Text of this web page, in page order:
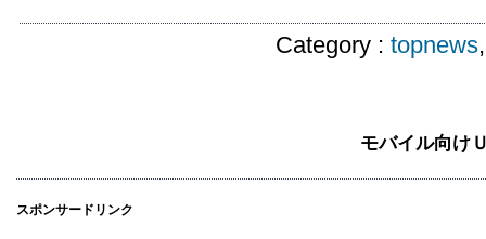
Category : topnews
モバイル向け
スポンサードリンク